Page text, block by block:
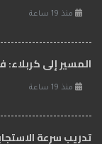
منذ 19 ساعة
المسير إلى
منذ 19 ساعة
تدريب سرعة